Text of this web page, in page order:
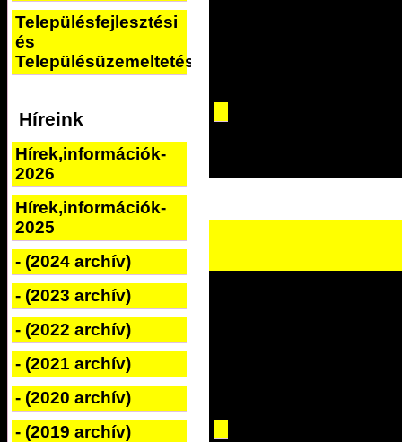
Településfejlesztési
és
Településüzemeltetési
Híreink
Hírek,információk-
2026
Hírek,információk-
2025
- (2024 archív)
- (2023 archív)
- (2022 archív)
- (2021 archív)
- (2020 archív)
- (2019 archív)